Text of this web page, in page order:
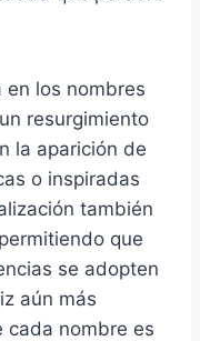
en los nombres
resurgimiento
la aparición de
o inspiradas
también
que
se adopten
aún más
cada nombre es